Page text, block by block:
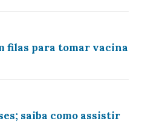
filas para tomar vacina
saiba como assistir